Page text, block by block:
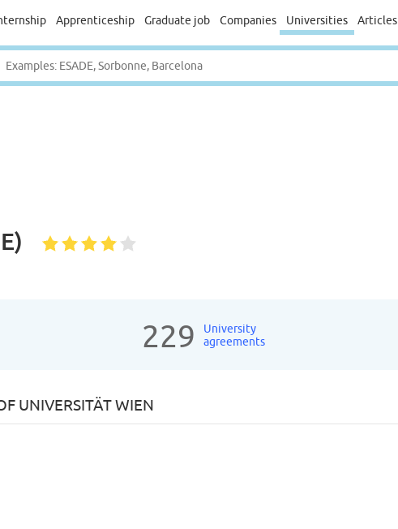
Apprenticeship Graduate job Companies Universities Articles
229
University
agreements
UNIVERSITÄT WIEN